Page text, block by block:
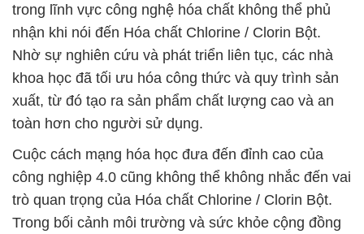
trong lĩnh vực công nghệ hóa chất không thể phủ
nhận khi nói đến Hóa chất Chlorine / Clorin Bột.
Nhờ sự nghiên cứu và phát triển liên tục, các nhà
khoa học đã tối ưu hóa công thức và quy trình sản
xuất, từ đó tạo ra sản phẩm chất lượng cao và an
toàn hơn cho người sử dụng.
Cuộc cách mạng hóa học đưa đến đỉnh cao của
công nghiệp 4.0 cũng không thể không nhắc đến vai
trò quan trọng của Hóa chất Chlorine / Clorin Bột.
Trong bối cảnh môi trường và sức khỏe cộng đồng